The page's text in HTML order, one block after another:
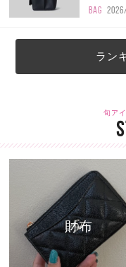
BAG
ラン
旬ア
財布